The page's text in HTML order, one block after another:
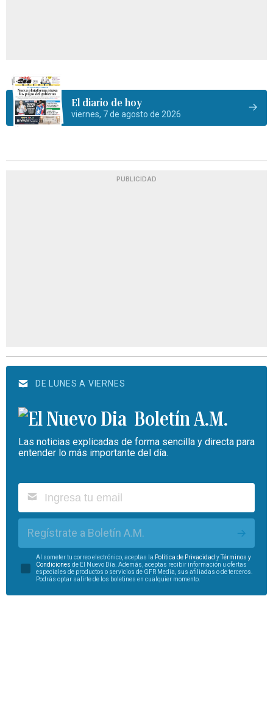
El diario de hoy
viernes, 7 de agosto de 2026
PUBLICIDAD
DE LUNES A VIERNES
Boletín A.M.
Las noticias explicadas de forma sencilla y directa para
entender lo más importante del día.
Regístrate a Boletín A.M.
Al someter tu correo electrónico, aceptas la Política de Privacidad yTérminos y
Condiciones de El Nuevo Día. Además, aceptas recibir información u ofertas
especiales de productos o servicios de GFR Media, sus afiliadas o de terceros.
Podrás optar salirte de los boletines en cualquier momento.